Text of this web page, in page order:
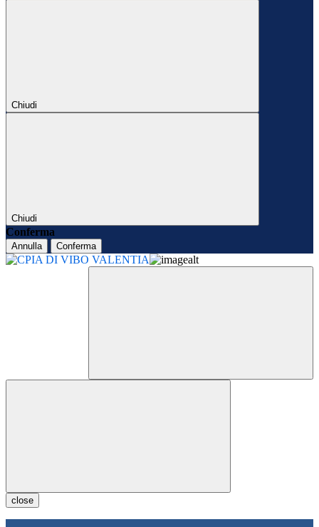
Chiudi
Chiudi
Conferma
Annulla Conferma
close